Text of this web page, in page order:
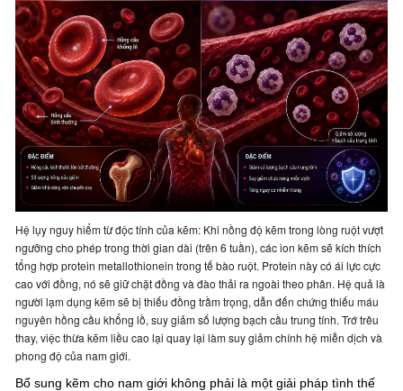
Hệ lụy nguy hiểm từ độc tính của kẽm: Khi nồng độ kẽm trong lòng ruột vượt
ngưỡng cho phép trong thời gian dài (trên 6 tuần), các ion kẽm sẽ kích thích
tổng hợp protein metallothionein trong tế bào ruột. Protein này có ái lực cực
cao với đồng, nó sẽ giữ chặt đồng và đào thải ra ngoài theo phân. Hệ quả là
người lạm dụng kẽm sẽ bị thiếu đồng trầm trọng, dẫn đến chứng thiếu máu
nguyên hồng cầu khổng lồ, suy giảm số lượng bạch cầu trung tính. Trớ trêu
thay, việc thừa kẽm liều cao lại quay lại làm suy giảm chính hệ miễn dịch và
phong độ của nam giới.
Bổ sung kẽm cho nam giới không phải là một giải pháp tình thế